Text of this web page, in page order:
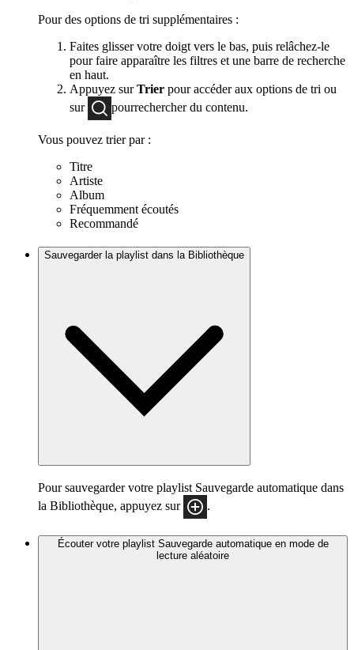
Pour des options de tri supplémentaires :
Faites glisser votre doigt vers le bas, puis relâchez-le
pour faire apparaître les filtres et une barre de recherche
en haut.
Appuyez surTrier pour accéder aux options de tri ou
sur
pourrechercher du contenu.
Vous pouvez trier par :
Titre
Artiste
Album
Fréquemment écoutés
Recommandé
Sauvegarder la playlist dans la Bibliothèque
Pour sauvegarder votre playlist Sauvegarde automatique dans
la Bibliothèque, appuyez sur
.
Écouter votre playlist Sauvegarde automatique en mode de
lecture aléatoire